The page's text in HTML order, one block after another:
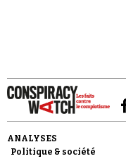
ANALYSES
Politique & société